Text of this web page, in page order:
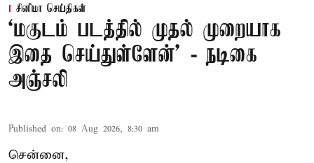
சினிமா செய்திகள்
‘மகுடம் படத்தில் முதல் முறையாக
இதை செய்துள்ளேன்’ - நடிகை
அஞ்சலி
Published on: 08 Aug 2026, 8:30 am
சென்னை,